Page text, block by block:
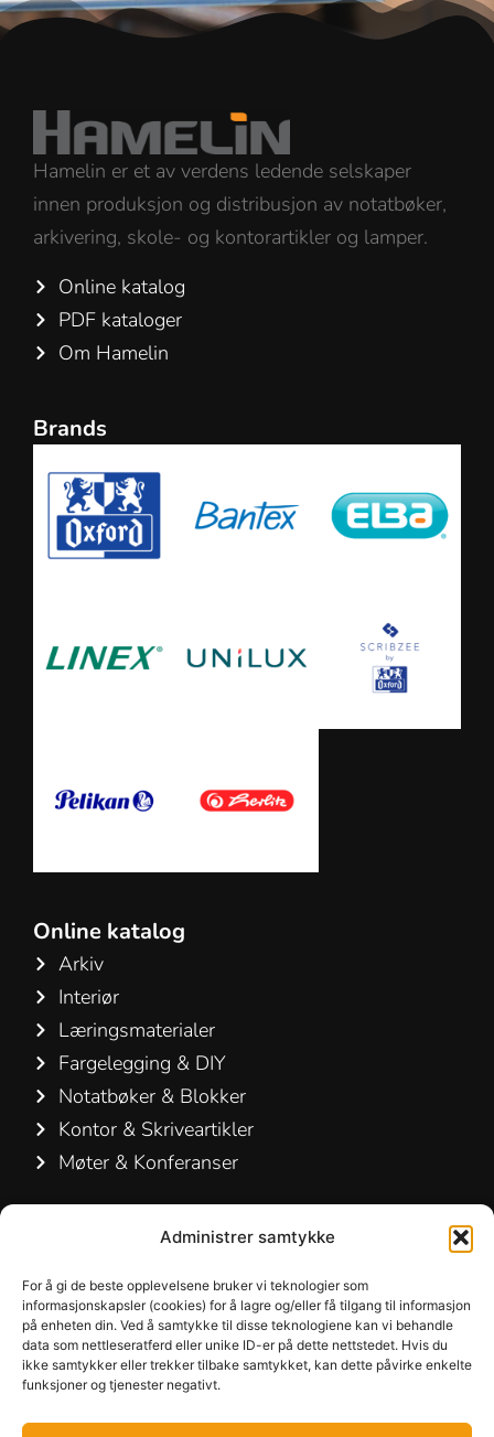
Administrer samtykke
For å gi de beste opplevelsene bruker vi teknologier som
informasjonskapsler (cookies) for å lagre og/eller få tilgang til informasjon
på enheten din. Ved å samtykke til disse teknologiene kan vi behandle
data som nettleseratferd eller unike ID-er på dette nettstedet. Hvis du
ikke samtykker eller trekker tilbake samtykket, kan dette påvirke enkelte
funksjoner og tjenester negativt.
Hamelin er et av verdens ledende selskaper
innen produksjon og distribusjon av notatbøker,
arkivering, skole- og kontorartikler og lamper.
Online katalog
PDF kataloger
Om Hamelin
Brands
Online katalog
Arkiv
Interiør
Læringsmaterialer
Fargelegging & DIY
Notatbøker & Blokker
Kontor & Skriveartikler
Møter & Konferanser
Hirsemarken 5, st. th.
3520 Farum
Danmark
+45 48 16 50 00